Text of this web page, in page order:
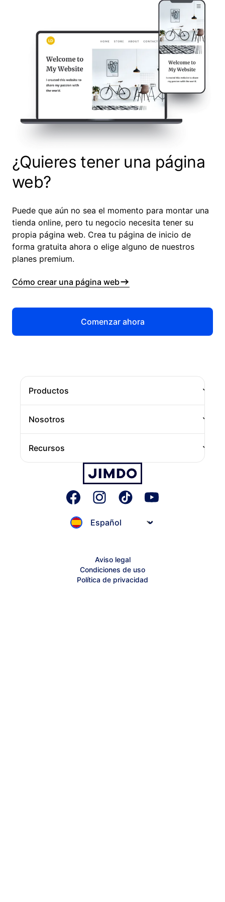
están diseñadas para que se vean fantásticas todo
solo lugar perfecto, para asegurarte de que tus
clientes siempre tengan a mano toda la información
que necesitan.
¿Quieres tener una página
web?
Puede que aún no sea el momento para montar una
tienda online, pero tu negocio necesita tener su
propia página web. Crea tu página de inicio de
forma gratuita ahora o elige alguno de nuestros
planes premium.
Cómo crear una página web
Comenzar ahora
Productos
Página web
Tienda online
Dominio personalizado
Nosotros
Empresa
Recursos
Inspiración
Centro de ayuda Jimdo
Contacta con el soporte
Aviso legal
Condiciones de uso
Política de privacidad